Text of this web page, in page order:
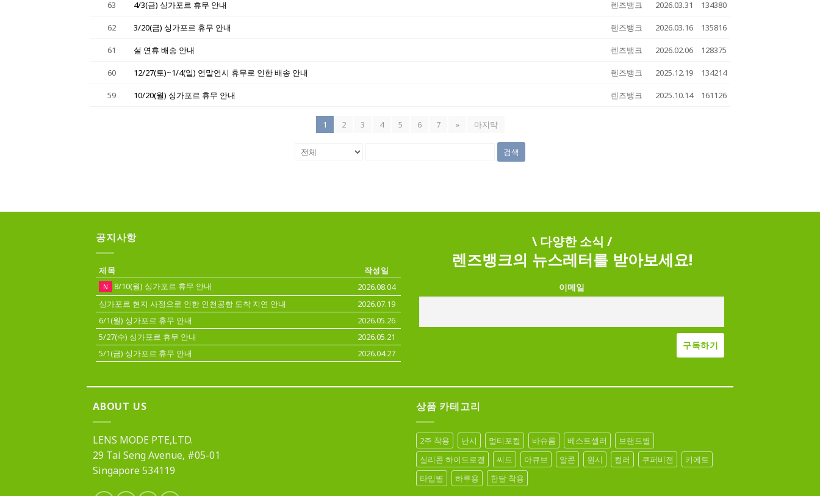
63 4/3(금) 싱가포르 휴무 안내 렌즈뱅크 2026.03.31 134380
62 3/20(금) 싱가포르 휴무 안내 렌즈뱅크 2026.03.16 135816
61 설 연휴 배송 안내 렌즈뱅크 2026.02.06 128375
60 12/27(토)~1/4(일) 연말연시 휴무로 인한 배송 안내 렌즈뱅크 2025.12.19 134214
59 10/20(월) 싱가포르 휴무 안내 렌즈뱅크 2025.10.14 161126
1 2 3 4 5 6 7 » 마지막
검색
공지사항
제목 작성일
N 8/10(월) 싱가포르 휴무 안내
2026.08.04
싱가포르 현지 사정으로 인한 인천공항 도착 지연 안내
2026.07.19
6/1(월) 싱가포르 휴무 안내
2026.05.26
5/27(수) 싱가포르 휴무 안내
2026.05.21
5/1(금) 싱가포르 휴무 안내
2026.04.27
\ 다양한 소식 /
렌즈뱅크의 뉴스레터를 받아보세요!
이메일
ABOUT US
LENS MODE PTE,LTD.
29 Tai Seng Avenue, #05-01
Singapore 534119
상품 카테고리
2주 착용 난시 멀티포컬 바슈롬 베스트셀러
브랜드별
실리콘 하이드로겔
씨드 아큐브 알콘 원시 컬러 쿠퍼비젼
키에토
타입별
하루용 한달 착용